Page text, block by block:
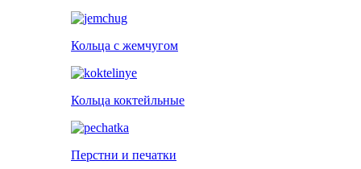
Кольца с жемчугом
Кольца коктейльные
Перстни и печатки